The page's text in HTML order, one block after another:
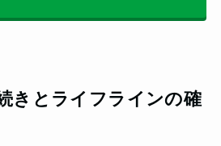
きとライフラインの確